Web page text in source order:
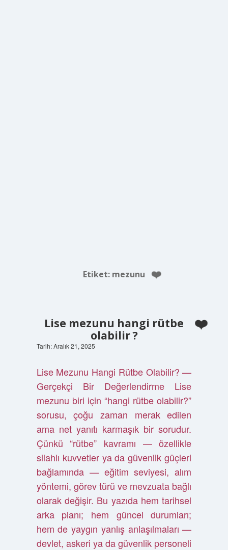
Etiket: mezunu
Lise mezunu hangi rütbe
olabilir ?
Tarih: Aralık 21, 2025
Lise Mezunu Hangi Rütbe Olabilir? —
Gerçekçi Bir Değerlendirme Lise
mezunu biri için “hangi rütbe olabilir?”
sorusu, çoğu zaman merak edilen
ama net yanıtı karmaşık bir sorudur.
Çünkü “rütbe” kavramı — özellikle
silahlı kuvvetler ya da güvenlik güçleri
bağlamında — eğitim seviyesi, alım
yöntemi, görev türü ve mevzuata bağlı
olarak değişir. Bu yazıda hem tarihsel
arka planı; hem güncel durumları;
hem de yaygın yanlış anlaşılmaları —
devlet, askeri ya da güvenlik personeli